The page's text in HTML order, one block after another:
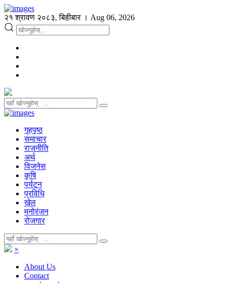
२१ श्रावण २०८३, बिहीबार । Aug 06, 2026
गृहपृष्ठ
समाचार
राजनीति
अर्थ
विजनेस
कृषि
पर्यटन
प्रविधि
खेल
मनोरंजन
रोजगार
×
About Us
Contact